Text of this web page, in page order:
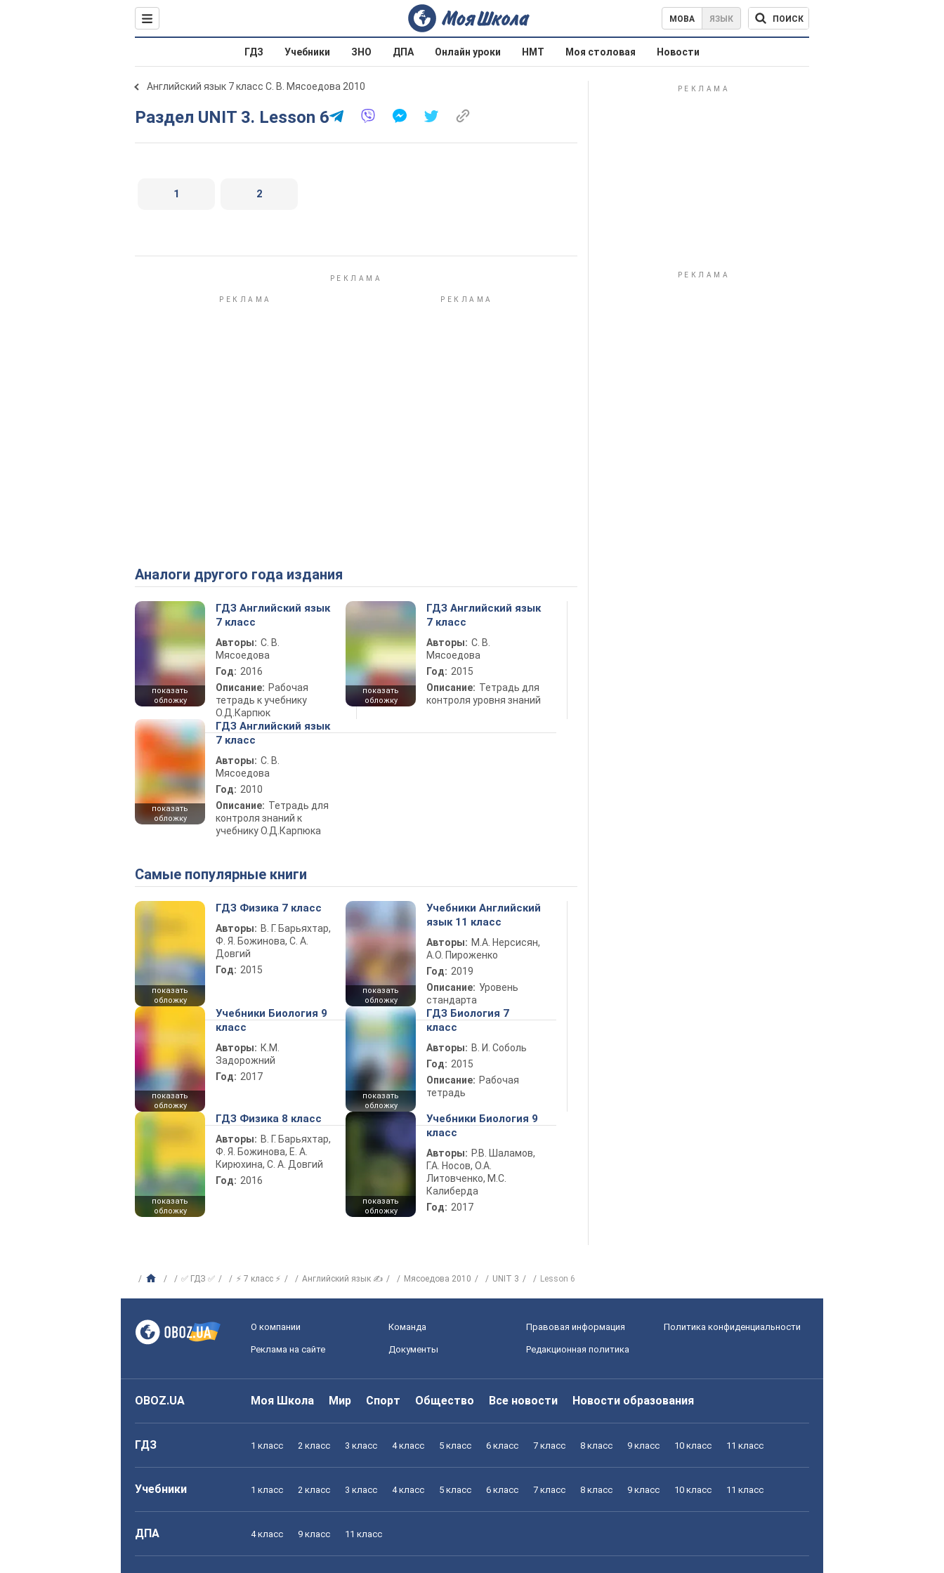
МОВА ЯЗЫК ПОИСК
ГДЗ Учебники ЗНО ДПА Онлайн уроки НМТ Моя столовая Новости
Английский язык 7 класс С. В. Мясоедова 2010
Раздел UNIT 3. Lesson 6
1 2
Аналоги другого года издания
показать
обложку
ГДЗ Английский язык
7 класс
Авторы: С. В.
Мясоедова
Год: 2016
Описание: Рабочая
тетрадь к учебнику
О.Д.Карпюк
показать
обложку
ГДЗ Английский язык
7 класс
Авторы: С. В.
Мясоедова
Год: 2015
Описание: Тетрадь для
контроля уровня знаний
показать
обложку
ГДЗ Английский язык
7 класс
Авторы: С. В.
Мясоедова
Год: 2010
Описание: Тетрадь для
контроля знаний к
учебнику О.Д.Карпюка
Самые популярные книги
показать
обложку
ГДЗ Физика 7 класс
Авторы: В. Г. Барьяхтар,
Ф. Я. Божинова, С. А.
Довгий
Год: 2015
показать
обложку
Учебники Английский
язык 11 класс
Авторы: М.А. Нерсисян,
А.О. Пироженко
Год: 2019
Описание: Уровень
стандарта
показать
обложку
Учебники Биология 9
класс
Авторы: К.М.
Задорожний
Год: 2017
показать
обложку
ГДЗ Биология 7
класс
Авторы: В. И. Соболь
Год: 2015
Описание: Рабочая
тетрадь
показать
обложку
ГДЗ Физика 8 класс
Авторы: В. Г. Барьяхтар,
Ф. Я. Божинова, Е. А.
Кирюхина, С. А. Довгий
Год: 2016
показать
обложку
Учебники Биология 9
класс
Авторы: Р.В. Шаламов,
Г.А. Носов, О.А.
Литовченко, М.С.
Калиберда
Год: 2017
✅ ГДЗ ✅ ⚡ 7 класс ⚡ Английский язык ✍ Мясоедова 2010 UNIT 3 Lesson 6
О компании Команда Правовая информация Политика конфиденциальности
Реклама на сайте Документы Редакционная политика
OBOZ.UA Моя Школа Мир Спорт Общество Все новости Новости образования
ГДЗ 1 класс 2 класс 3 класс 4 класс 5 класс 6 класс 7 класс 8 класс 9 класс 10 класс 11 класс
Учебники 1 класс 2 класс 3 класс 4 класс 5 класс 6 класс 7 класс 8 класс 9 класс 10 класс 11 класс
ДПА 4 класс 9 класс 11 класс